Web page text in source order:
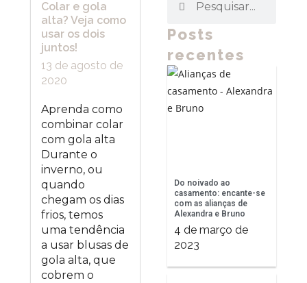
Colar e gola
alta? Veja como
usar os dois
juntos!
13 de agosto de
2020
Aprenda como
combinar colar
com gola alta
Durante o
inverno, ou
quando
chegam os dias
frios, temos
uma tendência
a usar blusas de
gola alta, que
cobrem o
Posts
recentes
Do noivado ao
casamento: encante-se
com as alianças de
Alexandra e Bruno
4 de março de
2023